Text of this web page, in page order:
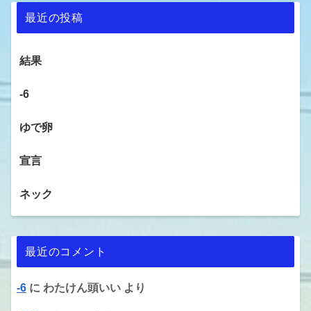
最近の投稿
結果
-6
ゆで卵
宣言
ネック
最近のコメント
-6 に わたけん頭いい より